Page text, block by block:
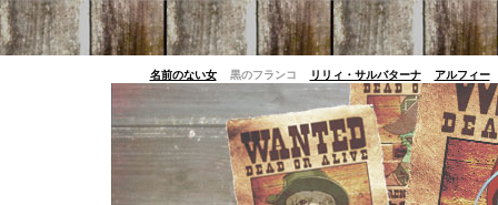
名前のない女 黒のフランコ リリィ・サルバターナ アルフィー